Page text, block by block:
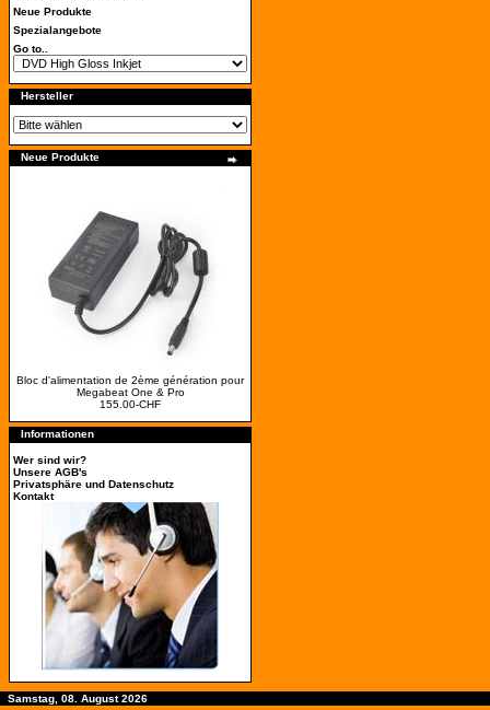
Neue Produkte
Spezialangebote
Go to..
Hersteller
Neue Produkte
Bloc d'alimentation de 2ème génération pour
Megabeat One & Pro
155.00-CHF
Informationen
Wer sind wir?
Unsere AGB's
Privatsphäre und Datenschutz
Kontakt
Samstag, 08. August 2026